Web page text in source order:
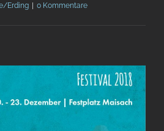
Erding
0 Kommentare